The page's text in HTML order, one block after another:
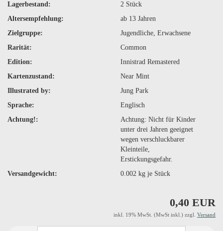
Lagerbestand: 2 Stück
Altersempfehlung:
ab 13 Jahren
Zielgruppe:
Jugendliche, Erwachsene
Rarität:
Common
Edition:
Innistrad Remastered
Kartenzustand:
Near Mint
Illustrated by:
Jung Park
Sprache:
Englisch
Achtung!:
Achtung: Nicht für Kinder
unter drei Jahren geeignet
wegen verschluckbarer
Kleinteile,
Erstickungsgefahr.
Versandgewicht:
0.002kg je Stück
0,40 EUR
inkl. 19% MwSt. (MwSt inkl.) zzgl. Versand